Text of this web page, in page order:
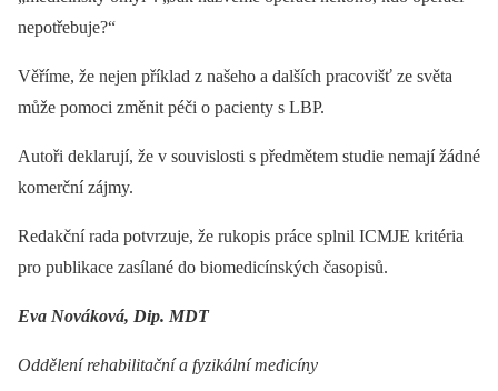
nepotřebuje?“
Věříme, že nejen příklad z našeho a dalších pracovišť ze světa
může pomoci změnit péči o pacienty s LBP.
Autoři deklarují, že v souvislosti s předmětem studie nemají žádné
komerční zájmy.
Redakční rada potvrzuje, že rukopis práce splnil ICMJE kritéria
pro publikace zasílané do biomedicínských časopisů.
Eva Nováková, Dip. MDT
Oddělení rehabilitační a fyzikální medicíny